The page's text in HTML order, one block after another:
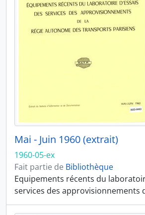
Mai - Juin 1960 (extrait)
1960-05-ex
Fait partie de Bibliothèque
Equipements récents du
services des approvisionnements